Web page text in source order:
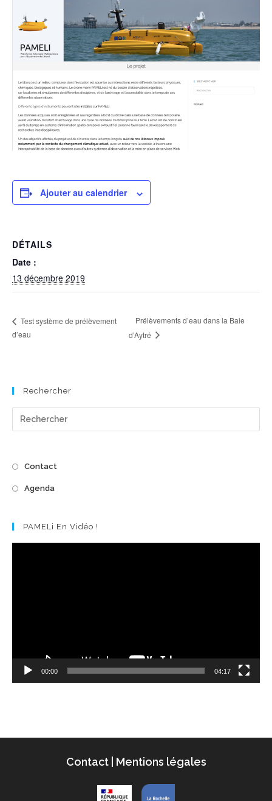
Ajouter au calendrier
DÉTAILS
Date :
13 décembre 2019
Test système de prélèvement
d’eau
Prélèvements d’eau dans la Baie
d’Aytré
Rechercher
Contact
Agenda
PAMELi En Vidéo !
00:00 04:17
Contact Mentions légales